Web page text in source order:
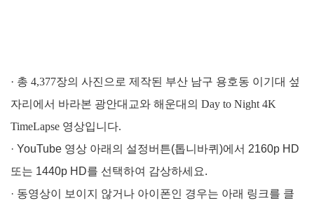
· 총 4,377장의 사진으로 제작된 부산 남구 용호동 이기대 섶
자리에서 바라본 광안대교와 해운대의 Day to Night 4K
TimeLapse 영상입니다.
· YouTube 영상 아래의 설정버튼(톱니바퀴)에서 2160p HD
또는 1440p HD를 선택하여 감상하세요.
· 동영상이 보이지 않거나 아이폰인 경우는 아래 링크를 클